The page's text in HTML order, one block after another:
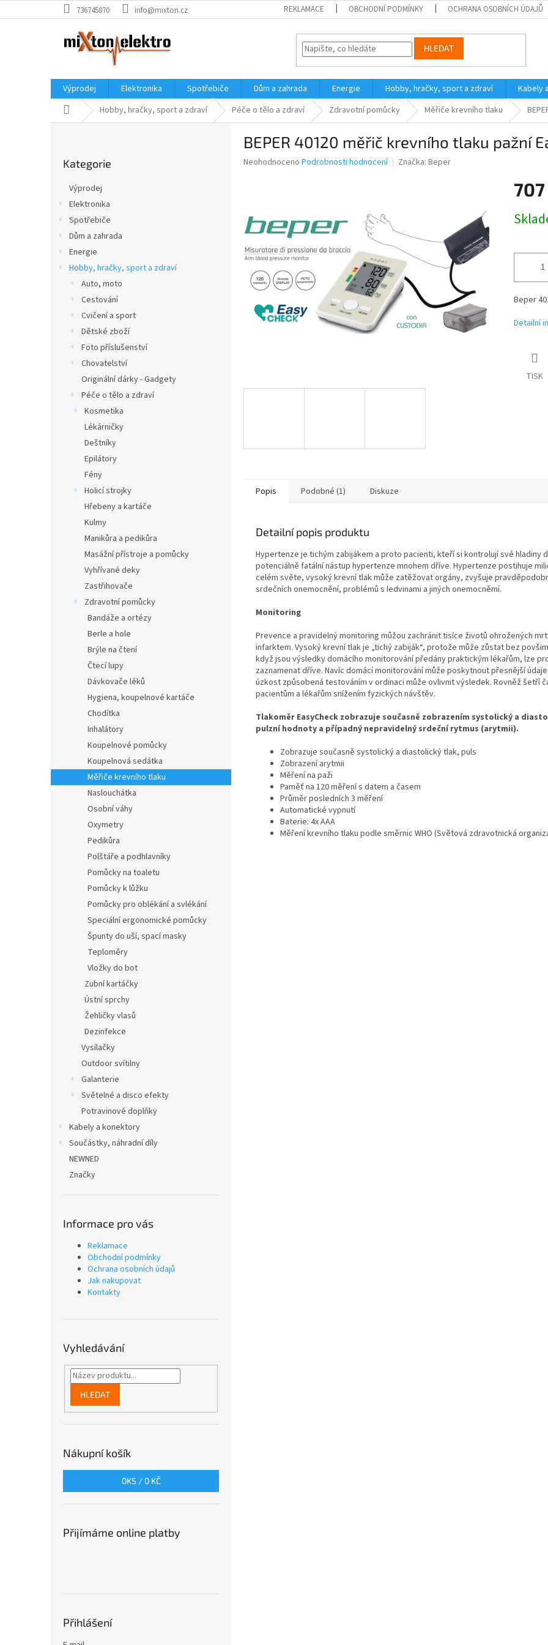
na
736745870 info@mixton.cz REKLAMACE OBCHODNÍ PODMÍNKY OCHRANA OSOBNÍCH ÚDAJŮ
HLEDAT
Výprodej Elektronika Spotřebiče Dům a zahrada Energie Hobby, hračky, sport a zdraví
Kabely
Domů Hobby, hračky, sport a zdraví Péče o tělo a zdraví Zdravotní pomůcky Měřiče krevního tlaku
kategorie
Kategorie
Výprodej
Elektronika
Spotřebiče
Dům a zahrada
Energie
Hobby, hračky, sport a zdraví
Auto, moto
Cestování
Cvičení a sport
Dětské zboží
Foto příslušenství
Chovatelství
Originální dárky - Gadgety
Péče o tělo a zdraví
Kosmetika
Lékárničky
Deštníky
Epilátory
Fény
Holicí strojky
Hřebeny a kartáče
Kulmy
Manikůra a pedikůra
Masážní přístroje a pomůcky
Vyhřívané deky
Zastřihovače
Zdravotní pomůcky
Bandáže a ortézy
Berle a hole
Brýle na čtení
Čtecí lupy
Dávkovače léků
Hygiena, koupelnové kartáče
Chodítka
Inhalátory
Koupelnové pomůcky
Koupelnová sedátka
Měřiče krevního tlaku
Naslouchátka
Osobní váhy
Oxymetry
Pedikůra
Polštáře a podhlavníky
Pomůcky na toaletu
Pomůcky k lůžku
Pomůcky pro oblékání a svlékání
Speciální ergonomické pomůcky
Špunty do uší, spací masky
Teploměry
Vložky do bot
Zubní kartáčky
Ústní sprchy
Žehličky vlasů
Dezinfekce
Vysílačky
Outdoor svítilny
Galanterie
Světelné a disco efekty
Potravinové doplňky
Kabely a konektory
Součástky, náhradní díly
NEWNED
Značky
Informace pro vás
Reklamace
Obchodní podmínky
Ochrana osobních údajů
Jak nakupovat
Kontakty
Vyhledávání
HLEDAT
Nákupní košík
0KS / 0 KČ
Přijímáme online platby
Přihlášení
BEPER 40120 měřič krevního tlaku pažní
Průměrné
5
Neohodnoceno Podrobnosti hodnocení Značka: Beper
707
cena:
Beper
Detailní
TISK
Popis Podobné (1) Diskuze
Detailní popis produktu
Hypertenze je tichým zabijákem a proto pacienti, kteří si kontrolují své hladiny
potenciálně fatální nástup hypertenze mnohem dříve. Hypertenze postihuje
celém světe, vysoký krevní tlak může zatěžovat orgány, zvyšuje
srdečních onemocnění, problémů s ledvinami a jiných onemocněmí.
Monitoring
Prevence a pravidelný monitoring můžou zachránit tisíce životů ohrožených
infarktem. Vysoký krevní tlak je „tichý zabiják“, protože může zůstat bez
když jsou výsledky domácího monitorování předány praktickým lékařům, lze
zaznamenat dříve. Navíc domácí monitorování může poskytnout přesnější
úzkost způsobená testováním v ordinaci může ovlivnit výsledek. Rovněž šetří
pacientům a lékařům snížením fyzických návštěv.
Tlakoměr EasyCheck zobrazuje současně zobrazením systolický a
pulzní hodnoty a případný nepravidelný srdeční rytmus (arytmii).
Zobrazuje současně systolický a diastolický tlak, puls
Zobrazení arytmii
Měření na paži
Paměť na 120 měření s datem a časem
Průměr posledních 3 měření
Automatické vypnutí
Baterie: 4x AAA
Měření krevního tlaku podle směrnic WHO (Světová zdravotnická